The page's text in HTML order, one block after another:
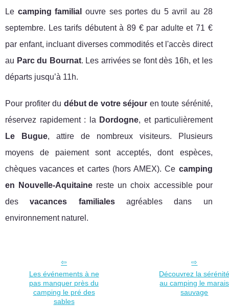
Le camping familial
ouvre ses portes du 5 avril au 28
septembre. Les tarifs débutent à 89 € par adulte et 71 €
par enfant, incluant diverses commodités et l'accès direct
au Parc du Bournat. Les arrivées se font dès 16h, et les
départs jusqu’à 11h.
Pour profiter du début de votre séjour en toute sérénité,
réservez rapidement : la Dordogne, et particulièrement
Le Bugue, attire de nombreux visiteurs. Plusieurs
moyens de paiement sont acceptés, dont espèces,
chèques vacances et cartes (hors AMEX). Ce camping
en Nouvelle-Aquitaine reste un choix accessible pour
desvacances familialesagréables dans un
environnement naturel.
Les événements à ne
pas manquer près du
camping le pré des
sables
Découvrez la
au camping le marais
sauvage